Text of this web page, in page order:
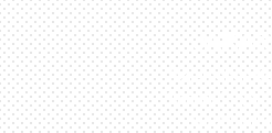
Perumahan
Taman Surya
No.27,